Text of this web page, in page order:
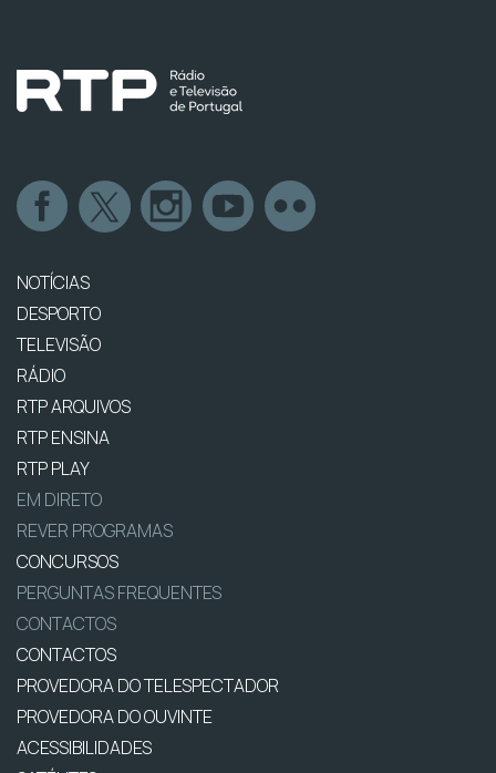
NOTÍCIAS
DESPORTO
TELEVISÃO
RÁDIO
RTP ARQUIVOS
RTP ENSINA
RTP PLAY
EM DIRETO
REVER PROGRAMAS
CONCURSOS
PERGUNTAS FREQUENTES
CONTACTOS
CONTACTOS
PROVEDORA DO TELESPECTADOR
PROVEDORA DO OUVINTE
ACESSIBILIDADES